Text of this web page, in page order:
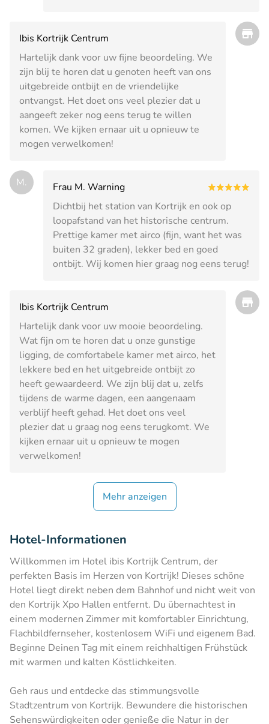
Ibis Kortrijk Centrum
Hartelijk dank voor uw fijne beoordeling. We
zijn blij te horen dat u genoten heeft van ons
uitgebreide ontbijt en de vriendelijke
ontvangst. Het doet ons veel plezier dat u
aangeeft zeker nog eens terug te willen
komen. We kijken ernaar uit u opnieuw te
mogen verwelkomen!
M.
Frau M. Warning
Dichtbij het station van Kortrijk en ook op
loopafstand van het historische centrum.
Prettige kamer met airco (fijn, want het was
buiten 32 graden), lekker bed en goed
ontbijt. Wij komen hier graag nog eens terug!
Ibis Kortrijk Centrum
Hartelijk dank voor uw mooie beoordeling.
Wat fijn om te horen dat u onze gunstige
ligging, de comfortabele kamer met airco, het
lekkere bed en het uitgebreide ontbijt zo
heeft gewaardeerd. We zijn blij dat u, zelfs
tijdens de warme dagen, een aangenaam
verblijf heeft gehad. Het doet ons veel
plezier dat u graag nog eens terugkomt. We
kijken ernaar uit u opnieuw te mogen
verwelkomen!
Mehr anzeigen
Hotel-Informationen
Willkommen im Hotel ibis Kortrijk Centrum, der
perfekten Basis im Herzen von Kortrijk! Dieses schöne
Hotel liegt direkt neben dem Bahnhof und nicht weit von
den Kortrijk Xpo Hallen entfernt. Du übernachtest in
einem modernen Zimmer mit komfortabler Einrichtung,
Flachbildfernseher, kostenlosem WiFi und eigenem Bad.
Beginne Deinen Tag mit einem reichhaltigen Frühstück
mit warmen und kalten Köstlichkeiten.
Geh raus und entdecke das stimmungsvolle
Stadtzentrum von Kortrijk. Bewundere die historischen
Sehenswürdigkeiten oder genieße die Natur in der